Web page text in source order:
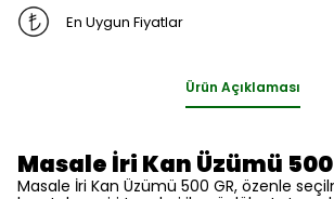
En Uygun Fiyatlar
Ürün Açıklaması
Masale İri Kan Üzümü 500
Masale İri Kan Üzümü 500 GR, özenle